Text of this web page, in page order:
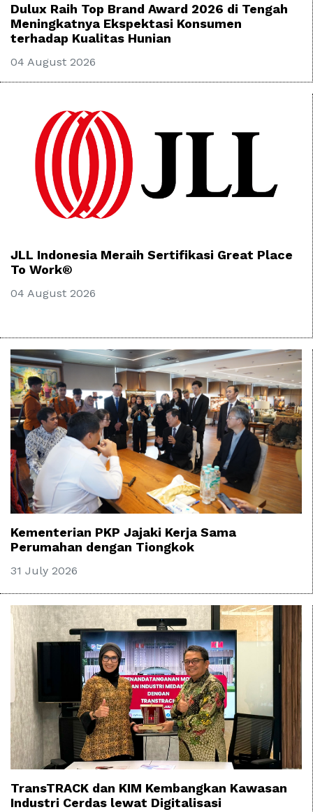
Dulux Raih Top Brand Award 2026 di Tengah
Meningkatnya Ekspektasi Konsumen
terhadap Kualitas Hunian
04 August 2026
JLL Indonesia Meraih Sertifikasi Great Place
To Work®
04 August 2026
Kementerian PKP Jajaki Kerja Sama
Perumahan dengan Tiongkok
31 July 2026
TransTRACK dan KIM Kembangkan Kawasan
Industri Cerdas lewat Digitalisasi